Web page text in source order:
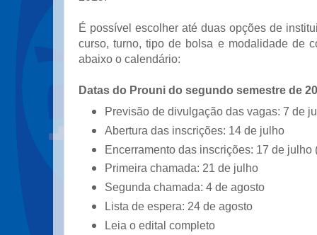
É possível escolher até duas opções de
curso, turno, tipo de bolsa e modalidade de
abaixo o calendário:
Datas do Prouni do segundo semestre de
Previsão de divulgação das vagas: 7 de
Abertura das inscrições: 14 de julho
Encerramento das inscrições: 17 de julho
Primeira chamada: 21 de julho
Segunda chamada: 4 de agosto
Lista de espera: 24 de agosto
Leia o edital completo